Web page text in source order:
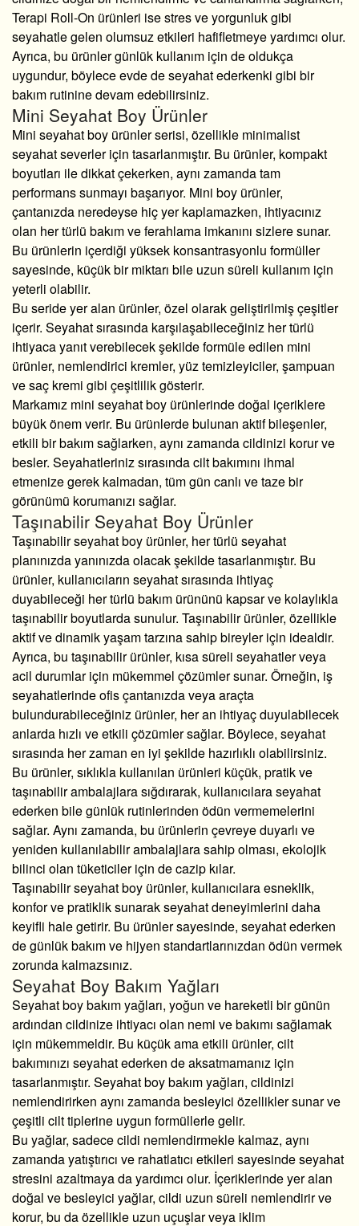
Terapi Roll-On ürünleri ise stres ve yorgunluk gibi
seyahatle gelen olumsuz etkileri hafifletmeye yardımcı olur.
Ayrıca, bu ürünler günlük kullanım için de oldukça
uygundur, böylece evde de seyahat ederkenki gibi bir
bakım rutinine devam edebilirsiniz.
Mini Seyahat Boy Ürünler
Mini seyahat boy ürünlerserisi, özellikle minimalist
seyahat severler için tasarlanmıştır. Bu ürünler, kompakt
boyutları ile dikkat çekerken, aynı zamanda tam
performans sunmayı başarıyor. Mini boy ürünler,
çantanızda neredeyse hiç yer kaplamazken, ihtiyacınız
olan her türlü bakım ve ferahlama imkanını sizlere sunar.
Bu ürünlerin içerdiği yüksek konsantrasyonlu formüller
sayesinde, küçük bir miktarı bile uzun süreli kullanım için
yeterli olabilir.
Bu seride yer alan ürünler, özel olarak geliştirilmiş çeşitler
içerir. Seyahat sırasında karşılaşabileceğiniz her türlü
ihtiyaca yanıt verebilecek şekilde formüle edilen mini
ürünler, nemlendirici kremler, yüz temizleyiciler, şampuan
ve saç kremi gibi çeşitlilik gösterir.
Markamız mini seyahat boy ürünlerinde doğal içeriklere
büyük önem verir. Bu ürünlerde bulunan aktif bileşenler,
etkili bir bakım sağlarken, aynı zamanda cildinizi korur ve
besler. Seyahatleriniz sırasında cilt bakımını ihmal
etmenize gerek kalmadan, tüm gün canlı ve taze bir
görünümü korumanızı sağlar.
Taşınabilir Seyahat Boy Ürünler
Taşınabilir seyahat boy ürünler, her türlü seyahat
planınızda yanınızda olacak şekilde tasarlanmıştır. Bu
ürünler, kullanıcıların seyahat sırasında ihtiyaç
duyabileceği her türlü bakım ürününü kapsar ve kolaylıkla
taşınabilir boyutlarda sunulur. Taşınabilir ürünler, özellikle
aktif ve dinamik yaşam tarzına sahip bireyler için idealdir.
Ayrıca, bu taşınabilir ürünler, kısa süreli seyahatler veya
acil durumlar için mükemmel çözümler sunar. Örneğin, iş
seyahatlerinde ofis çantanızda veya araçta
bulundurabileceğiniz ürünler, her an ihtiyaç duyulabilecek
anlarda hızlı ve etkili çözümler sağlar. Böylece, seyahat
sırasında her zaman en iyi şekilde hazırlıklı olabilirsiniz.
Bu ürünler, sıklıkla kullanılan ürünleri küçük, pratik ve
taşınabilir ambalajlara sığdırarak, kullanıcılara seyahat
ederken bile günlük rutinlerinden ödün vermemelerini
sağlar. Aynı zamanda, bu ürünlerin çevreye duyarlı ve
yeniden kullanılabilir ambalajlara sahip olması, ekolojik
bilinci olan tüketiciler için de cazip kılar.
Taşınabilir seyahat boy ürünler, kullanıcılara esneklik,
konfor ve pratiklik sunarak seyahat deneyimlerini daha
keyifli hale getirir. Bu ürünler sayesinde, seyahat ederken
de günlük bakım ve hijyen standartlarınızdan ödün vermek
zorunda kalmazsınız.
Seyahat Boy Bakım Yağları
Seyahat boy bakım yağları, yoğun ve hareketli bir günün
ardından cildinize ihtiyacı olan nemi ve bakımı sağlamak
için mükemmeldir. Bu küçük ama etkili ürünler, cilt
bakımınızı seyahat ederken de aksatmamanız için
tasarlanmıştır. Seyahat boy bakım yağları, cildinizi
nemlendirirken aynı zamanda besleyici özellikler sunar ve
çeşitli cilt tiplerine uygun formüllerle gelir.
Bu yağlar, sadece cildi nemlendirmekle kalmaz, aynı
zamanda yatıştırıcı ve rahatlatıcı etkileri sayesinde seyahat
stresini azaltmaya da yardımcı olur. İçeriklerinde yer alan
doğal ve besleyici yağlar, cildi uzun süreli nemlendirir ve
korur, bu da özellikle uzun uçuşlar veya iklim